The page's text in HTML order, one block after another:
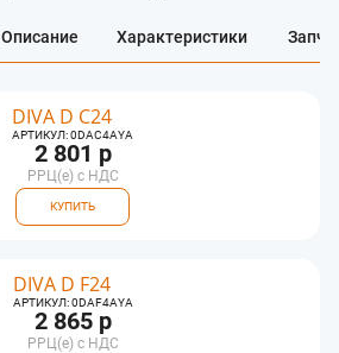
Описание Характеристики
DIVA D C24
АРТИКУЛ: 0DAC4AYA
2 801 р
РРЦ(e) с НДС
КУПИТЬ
DIVA D F24
АРТИКУЛ: 0DAF4AYA
2 865 р
РРЦ(e) с НДС